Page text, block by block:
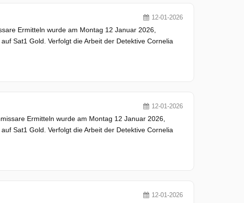
12-01-2026
Ermitteln wurde am Montag 12 Januar 2026,
Sat1 Gold. Verfolgt die Arbeit der Detektive Cornelia
12-01-2026
Ermitteln wurde am Montag 12 Januar 2026,
Sat1 Gold. Verfolgt die Arbeit der Detektive Cornelia
12-01-2026